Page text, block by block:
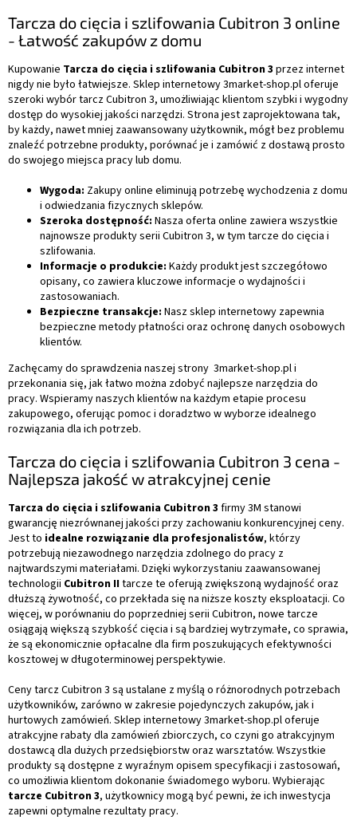
Tarcza do cięcia i szlifowania Cubitron 3 online
- Łatwość zakupów z domu
Kupowanie Tarcza do cięcia i szlifowania Cubitron 3 przez internet
nigdy nie było łatwiejsze. Sklep internetowy 3market-shop.pl oferuje
szeroki wybór tarcz Cubitron 3, umożliwiając klientom szybki i wygodny
dostęp do wysokiej jakości narzędzi. Strona jest zaprojektowana tak,
by każdy, nawet mniej zaawansowany użytkownik, mógł bez problemu
znaleźć potrzebne produkty, porównać je i zamówić z dostawą prosto
do swojego miejsca pracy lub domu.
Wygoda: Zakupy online eliminują potrzebę wychodzenia z domu
i odwiedzania fizycznych sklepów.
Szeroka dostępność: Nasza oferta online zawiera wszystkie
najnowsze produkty serii Cubitron 3, w tym tarcze do cięcia i
szlifowania.
Informacje o produkcie: Każdy produkt jest szczegółowo
opisany, co zawiera kluczowe informacje o wydajności i
zastosowaniach.
Bezpieczne transakcje: Nasz sklep internetowy zapewnia
bezpieczne metody płatności oraz ochronę danych osobowych
klientów.
Zachęcamy do sprawdzenia naszej strony 3market-shop.pl i
przekonania się, jak łatwo można zdobyć najlepsze narzędzia do
pracy. Wspieramy naszych klientów na każdym etapie procesu
zakupowego, oferując pomoc i doradztwo w wyborze idealnego
rozwiązania dla ich potrzeb.
Tarcza do cięcia i szlifowania Cubitron 3 cena -
Najlepsza jakość w atrakcyjnej cenie
Tarcza do cięcia i szlifowania Cubitron 3 firmy 3M stanowi
gwarancję niezrównanej jakości przy zachowaniu konkurencyjnej ceny.
Jest to idealne rozwiązanie dla profesjonalistów, którzy
potrzebują niezawodnego narzędzia zdolnego do pracy z
najtwardszymi materiałami. Dzięki wykorzystaniu zaawansowanej
technologii Cubitron IItarcze te oferują zwiększoną wydajność oraz
dłuższą żywotność, co przekłada się na niższe koszty eksploatacji. Co
więcej, w porównaniu do poprzedniej serii Cubitron, nowe tarcze
osiągają większą szybkość cięcia i są bardziej wytrzymałe, co sprawia,
że są ekonomicznie opłacalne dla firm poszukujących efektywności
kosztowej w długoterminowej perspektywie.
Ceny tarcz Cubitron 3 są ustalane z myślą o różnorodnych potrzebach
użytkowników, zarówno w zakresie pojedynczych zakupów, jak i
hurtowych zamówień. Sklep internetowy 3market-shop.pl oferuje
atrakcyjne rabaty dla zamówień zbiorczych, co czyni go atrakcyjnym
dostawcą dla dużych przedsiębiorstw oraz warsztatów. Wszystkie
produkty są dostępne z wyraźnym opisem specyfikacji i zastosowań,
co umożliwia klientom dokonanie świadomego wyboru. Wybierając
tarcze Cubitron 3, użytkownicy mogą być pewni, że ich inwestycja
zapewni optymalne rezultaty pracy.